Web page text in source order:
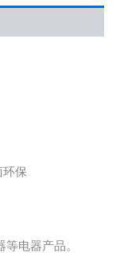
环保
电器产品。